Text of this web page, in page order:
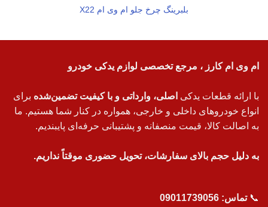
بلبرینگ چرخ جلو ام وی ام X22
ام وی ام کارز ، مرجع تخصصی لوازم یدکی خودرو
با ارائه قطعات یدکی اصلی، وارداتی و با کیفیت تضمین‌شده برای
انواع خودروهای داخلی و خارجی، همواره در کنار شما هستیم. ما
به اصالت کالا، قیمت منصفانه و پشتیبانی حرفه‌ای پایبندیم.
به دلیل حجم بالای سفارشات، تحویل حضوری موقتاً نداریم.
📞تماس: 09011739056